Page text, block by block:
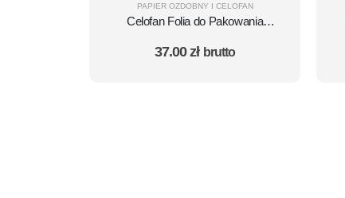
PAPIER OZDOBNY I CELOFAN
Celofan Folia do Pakowania
ARKUSZ 70×100 - 50 szt.
37.00zł brutto